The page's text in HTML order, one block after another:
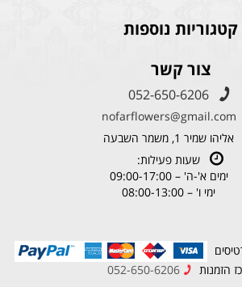
קטגוריות נוספות
צור קשר
052-650-6206
nofarflowers@gmail.com
אליהו שמיר 1, משמר השבעה
שעות פעילות:
ימים א'-ה' – 09:00-17:00
ימי ו' – 08:00-13:00
הזמנות